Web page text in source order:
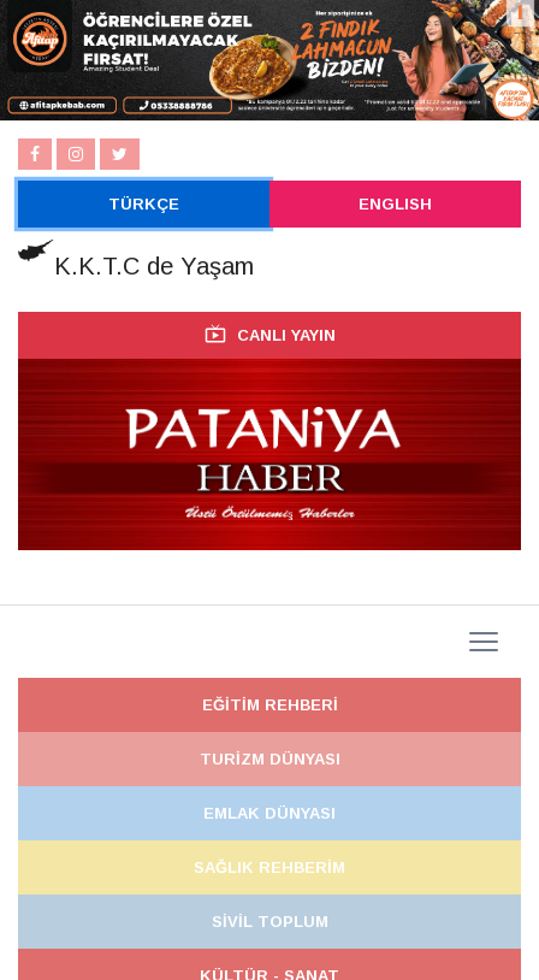
TÜRKÇE ENGLISH
K.K.T.C de Yaşam
CANLI YAYIN
EĞİTİM REHBERİ
TURİZM DÜNYASI
EMLAK DÜNYASI
SAĞLIK REHBERİM
SİVİL TOPLUM
KÜLTÜR - SANAT